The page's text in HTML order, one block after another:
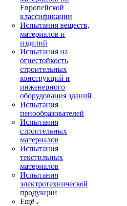
Европейской
классификации
Испытания веществ,
материалов и
изделий
Испытания на
огнестойкость
строительных
конструкций и
инженерного
оборудования зданий
Испытания
пенообразователей
Испытания
строительных
материалов
Испытания
текстильных
материалов
Испытания
электротехнической
продукции
Ещё